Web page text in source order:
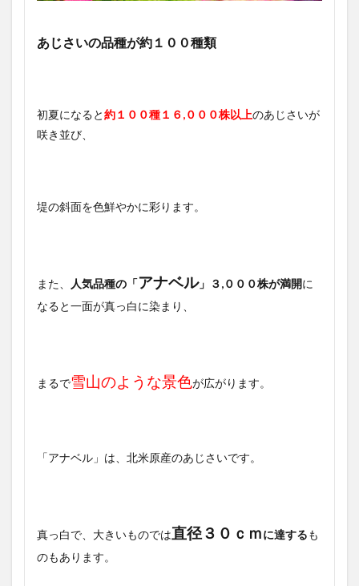
あじさいの品種が約１００種類
初夏になると約１００種１６,０００株以上のあじさいが
咲き並び、
堤の斜面を色鮮やかに彩ります。
また、 人気品種の「アナベル」３,０００株が満開に
なると一面が真っ白に染まり、
まるで雪山のような景色が広がります。
「アナベル」は、北米原産のあじさいです。
真っ白で、大きいものでは直径３０ｃｍに達するも
のもあります。